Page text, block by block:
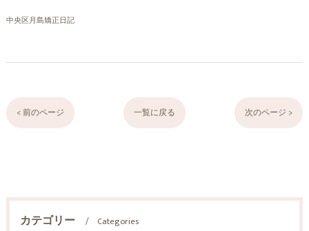
中央区月島矯正日記
< 前のページ 一覧に戻る 次のページ >
カテゴリー
Categories